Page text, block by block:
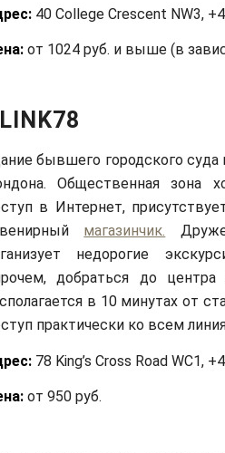
40 College Crescent NW3,
от 1024 руб. и выше (в
бывшего городского суда
Общественная зона
в Интернет,
магазинчик.
недорогие
добраться до
в 10 минутах от
практически ко всем
78 King’s Cross Road WC1,
от 950 руб.